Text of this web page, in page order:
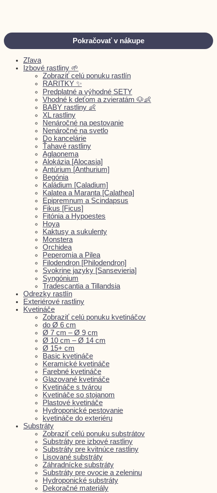
Pokračovať v nákupe
Zľava
Izbové rastliny 🌱
Zobraziť celú ponuku rastlín
RARITKY ✨
Predplatné a výhodné SETY
Vhodné k deťom a zvieratám 🐶👶
BABY rastliny 👶
XL rastliny
Nenáročné na pestovanie
Nenáročné na svetlo
Do kancelárie
Ťahavé rastliny
Aglaonema
Alokázia [Alocasia]
Antúrium [Anthurium]
Begónia
Kaládium [Caladium]
Kalatea a Maranta [Calathea]
Epipremnum a Scindapsus
Fikus [Ficus]
Fitónia a Hypoestes
Hoya
Kaktusy a sukulenty
Monstera
Orchidea
Peperomia a Pilea
Filodendron [Philodendron]
Svokrine jazyky [Sansevieria]
Syngónium
Tradescantia a Tillandsia
Odrezky rastlín
Exteriérové rastliny
Kvetináče
Zobraziť celú ponuku kvetináčov
do Ø 6 cm
Ø 7 cm – Ø 9 cm
Ø 10 cm – Ø 14 cm
Ø 15+ cm
Basic kvetináče
Keramické kvetináče
Farebné kvetináče
Glazované kvetináče
Kvetináče s tvárou
Kvetináče so stojanom
Plastové kvetináče
Hydroponické pestovanie
kvetináče do exteriéru
Substráty
Zobraziť celú ponuku substrátov
Substráty pre izbové rastliny
Substráty pre kvitnúce rastliny
Lisované substráty
Záhradnícke substráty
Substráty pre ovocie a zeleninu
Hydroponické substráty
Dekoračné materiály